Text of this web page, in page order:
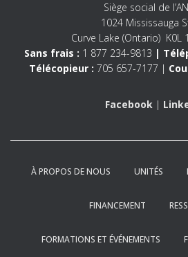
Siège social de
1024 Mississauga
Curve Lake (Ontario) K0L
Sans frais : 1 877 234-9813 |
Télécopieur : 705 657-7177 |
Facebook|
À PROPOS DE NOUS UNITÉS
FINANCEMENT
FORMATIONS ET ÉVÉNEMENTS